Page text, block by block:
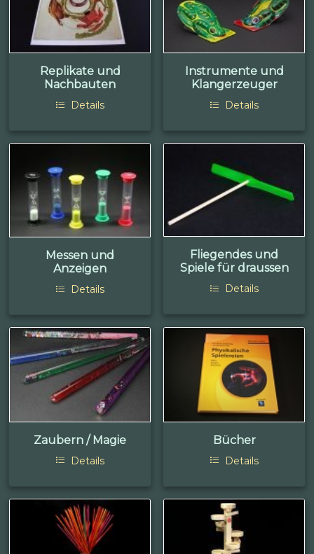
Replikate und
Nachbauten
Details
Instrumente und
Klangerzeuger
Details
Messen und
Anzeigen
Details
Fliegendes und
Spiele für draussen
Details
Zaubern / Magie
Details
Bücher
Details